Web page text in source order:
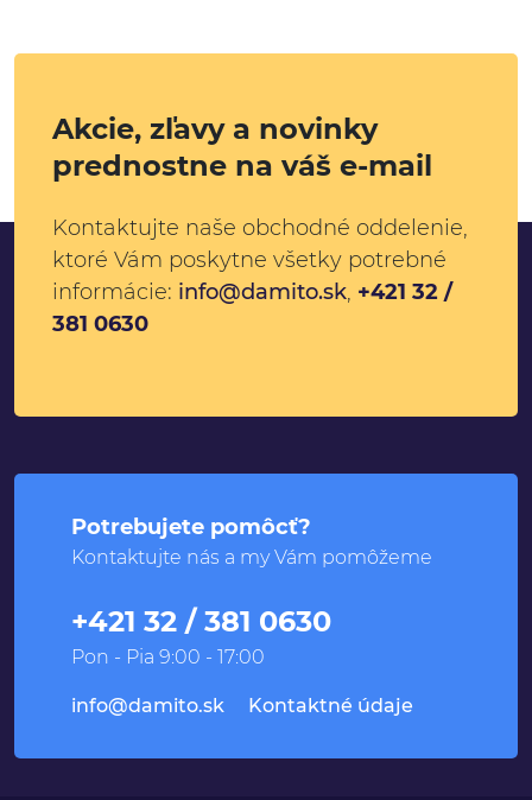
Akcie, zľavy a novinky
prednostne na váš e-mail
Kontaktujte naše obchodné oddelenie,
ktoré Vám poskytne všetky potrebné
informácie: info@damito.sk, +421 32 /
381 0630
Potrebujete pomôcť?
Kontaktujte nás a my Vám pomôžeme
+421 32 / 381 0630
Pon - Pia 9:00 - 17:00
info@damito.sk Kontaktné údaje